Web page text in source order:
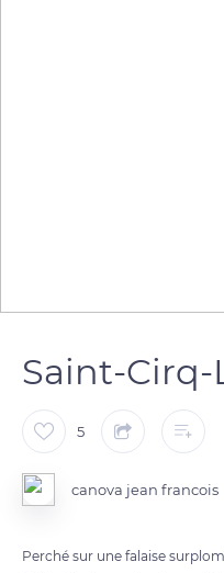
Saint-
5
canova jean francois
Perché sur une falaise